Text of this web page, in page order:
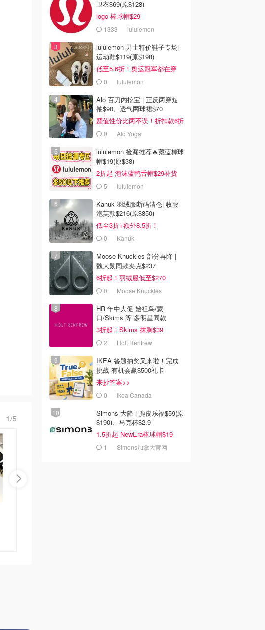
1/5
卫衣$69(原$128)
logo 棒球帽$29
1333 lululemon
lululemon 男士特价鞋子专场|
运动鞋$119(原$198)
低至5.6折！奥运冠军都在穿
0 lululemon
Alo 百刀内挖宝 | 正反两穿短
袖$90、透气网球裙$70
颜值性价比两不误！折扣款6折
起 0 Alo Yoga
lululemon 捡漏推荐🔥藏蓝棒球
帽$19(原$38)
2折起 泡沫蓝鸭舌帽$29补货
5 lululemon
Kanuk 羽绒服断码清仓| 收腰
泡芙款$216(原$850)
低至3折+额外8.5折！
0 Kanuk
Moose Knuckles 部分再降 |
魏大勋同款夹克$237
6折起！羽绒服低至$270
0 Moose Knuckles
HR 年中大促 始祖鸟/蒙
口/Skims 等 多明星同款
3折起！Skims 抹胸$39
2 Holt Renfrew
IKEA 答题抽奖又来啦！完成
挑战 有机会赢$500礼卡
来抄答案>>
0 Ikea Canada
Simons 大降 | 麂皮乐福$59(原
$190)、马克杯$2.9
1.5折起 NewEra棒球帽$19
1 Simons加拿大官网